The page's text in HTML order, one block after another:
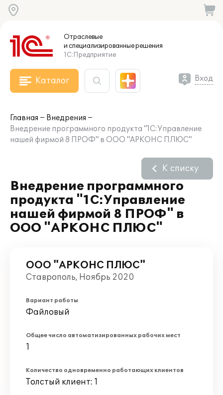
Отраслевые
и специализированныерешения
1С:Предприятие
Каталог Вход
Главная
Внедрения
Внедрение программного продукта "1С:Управление
нашей фирмой 8 ПРОФ" в ООО "АРКОНС ПЛЮС"
Внедрение программного
продукта "1С:Управление
нашей фирмой 8 ПРОФ" в
ООО "АРКОНС ПЛЮС"
К списку
ООО "АРКОНС ПЛЮС"
Ставрополь, Ноябрь 2020
Вариант работы
Файловый
Общее число автоматизированных рабочих мест
1
Количество одновременно работающих клиентов
Толстый клиент: 1